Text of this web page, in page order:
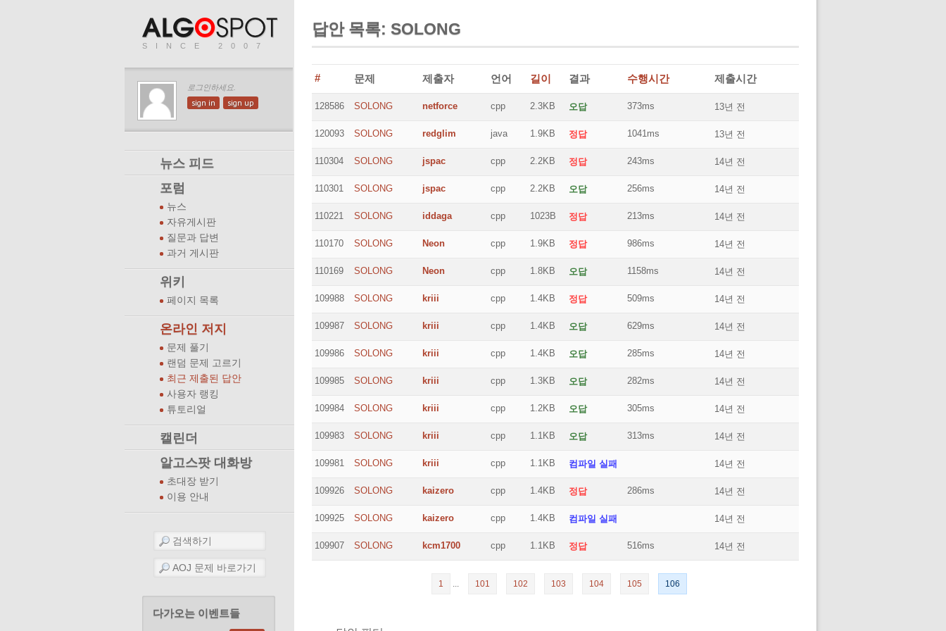
SINCE 2007
로그인하세요.
sign in sign up
뉴스 피드
포럼
뉴스
자유게시판
질문과 답변
과거 게시판
위키
페이지 목록
온라인 저지
문제 풀기
랜덤 문제 고르기
최근 제출된 답안
사용자 랭킹
튜토리얼
캘린더
알고스팟 대화방
초대장 받기
이용 안내
다가오는 이벤트들
답안 목록: SOLONG
# 문제 제출자 언어 길이 결과 수행시간 제출시간
128586 SOLONG netforce cpp 2.3KB 오답 373ms 13년 전
120093 SOLONG redglim java 1.9KB 정답 1041ms 13년 전
110304 SOLONG jspac cpp 2.2KB 정답 243ms 14년 전
110301 SOLONG jspac cpp 2.2KB 오답 256ms 14년 전
110221 SOLONG iddaga cpp 1023B 정답 213ms 14년 전
110170 SOLONG Neon cpp 1.9KB 정답 986ms 14년 전
110169 SOLONG Neon cpp 1.8KB 오답 1158ms 14년 전
109988 SOLONG kriii cpp 1.4KB 정답 509ms 14년 전
109987 SOLONG kriii cpp 1.4KB 오답 629ms 14년 전
109986 SOLONG kriii cpp 1.4KB 오답 285ms 14년 전
109985 SOLONG kriii cpp 1.3KB 오답 282ms 14년 전
109984 SOLONG kriii cpp 1.2KB 오답 305ms 14년 전
109983 SOLONG kriii cpp 1.1KB 오답 313ms 14년 전
109981 SOLONG kriii cpp 1.1KB 컴파일 실패 14년 전
109926 SOLONG kaizero cpp 1.4KB 정답 286ms 14년 전
109925 SOLONG kaizero cpp 1.4KB 컴파일 실패 14년 전
109907 SOLONG kcm1700 cpp 1.1KB 정답 516ms 14년 전
1 ... 101 102 103 104 105 106